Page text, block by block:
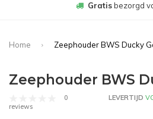
Gratisbezorgd
Home
Zeephouder BWS Ducky
Zeephouder BWS
0
reviews
LEVERTIJD